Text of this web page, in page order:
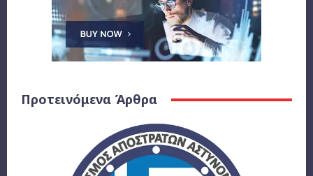
Προτεινόμενα Άρθρα